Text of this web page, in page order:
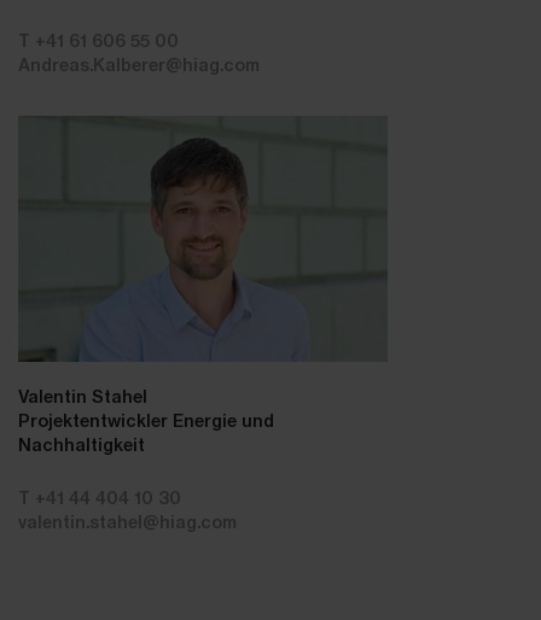
T +41 61 606 55 00
Andreas.Kalberer@hiag.com
Valentin Stahel
Projektentwickler Energie und
Nachhaltigkeit
T +41 44 404 10 30
valentin.stahel@hiag.com